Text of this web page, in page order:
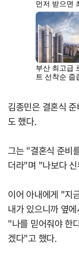
김종민은 결혼식
도 했다.
그는 "결혼식 준비
더라"며 "나보다
이어 아내에게 "지
내가 있으니까 옆
"나를 믿어줘야 한
겠다"고 했다.